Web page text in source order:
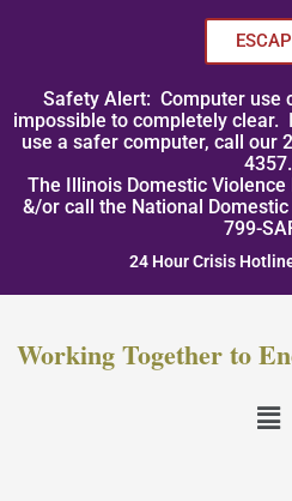
Safety Alert: Computer use
impossible to completely clear.
use a safer computer, call our
4357.
The Illinois Domestic
&/or call the National
799-
24 Hour Crisis
Working Together to